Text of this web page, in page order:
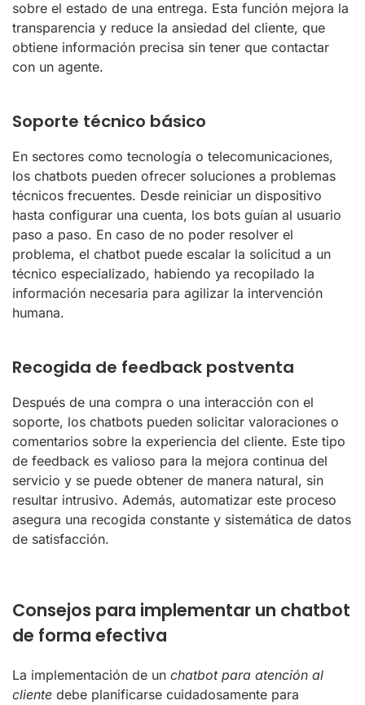
sobre el estado de una entrega. Esta función mejora la
transparencia y reduce la ansiedad del cliente, que
obtiene información precisa sin tener que contactar
con un agente.
Soporte técnico básico
En sectores como tecnología o telecomunicaciones,
los chatbots pueden ofrecer soluciones a problemas
técnicos frecuentes. Desde reiniciar un dispositivo
hasta configurar una cuenta, los bots guían al usuario
paso a paso. En caso de no poder resolver el
problema, el chatbot puede escalar la solicitud a un
técnico especializado, habiendo ya recopilado la
información necesaria para agilizar la intervención
humana.
Recogida de feedback postventa
Después de una compra o una interacción con el
soporte, los chatbots pueden solicitar valoraciones o
comentarios sobre la experiencia del cliente. Este tipo
de feedback es valioso para la mejora continua del
servicio y se puede obtener de manera natural, sin
resultar intrusivo. Además, automatizar este proceso
asegura una recogida constante y sistemática de datos
de satisfacción.
Consejos para implementar un chatbot
de forma efectiva
La implementación de un chatbot para atención al
cliente debe planificarse cuidadosamente para